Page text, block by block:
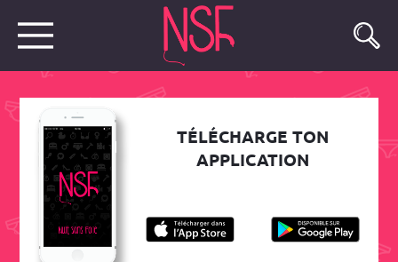
TÉLÉCHARGE TON
APPLICATION